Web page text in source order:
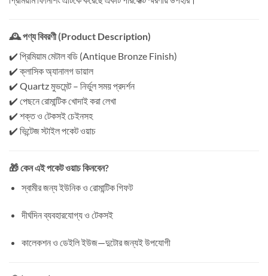
🕰️ পণ্য বিবরণী (Product Description)
✔️ প্রিমিয়াম মেটাল বডি (Antique Bronze Finish)
✔️ ক্লাসিক অ্যানালগ ডায়াল
✔️ Quartz মুভমেন্ট – নির্ভুল সময় প্রদর্শন
✔️ পেছনে রোমান্টিক খোদাই করা লেখা
✔️ শক্ত ও টেকসই চেইনসহ
✔️ ভিন্টেজ স্টাইল পকেট ওয়াচ
🎁 কেন এই পকেট ওয়াচ কিনবেন?
স্বামীর জন্য ইউনিক ও রোমান্টিক গিফট
দীর্ঘদিন ব্যবহারযোগ্য ও টেকসই
কালেকশন ও ডেইলি ইউজ—দুটোর জন্যই উপযোগী